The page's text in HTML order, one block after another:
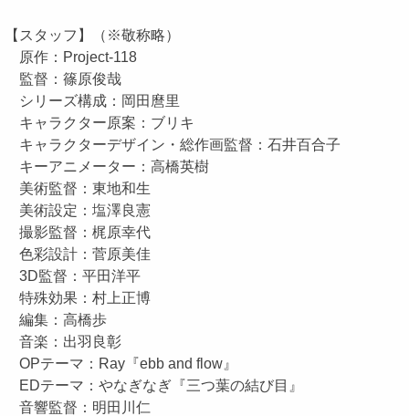
【スタッフ】（※敬称略）
原作：Project-118
監督：篠原俊哉
シリーズ構成：岡田麿里
キャラクター原案：ブリキ
キャラクターデザイン・総作画監督：石井百合子
キーアニメーター：高橋英樹
美術監督：東地和生
美術設定：塩澤良憲
撮影監督：梶原幸代
色彩設計：菅原美佳
3D監督：平田洋平
特殊効果：村上正博
編集：高橋歩
音楽：出羽良彰
OPテーマ：Ray『ebb and flow』
EDテーマ：やなぎなぎ『三つ葉の結び目』
音響監督：明田川仁